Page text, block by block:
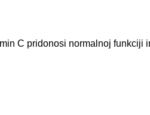
C pridonosi normalnoj funkciji